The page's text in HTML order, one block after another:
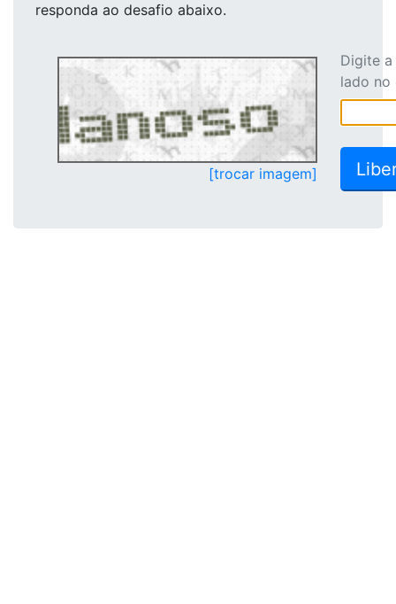
responda ao desafio abaixo.
[trocar imagem]
Digite
lado no